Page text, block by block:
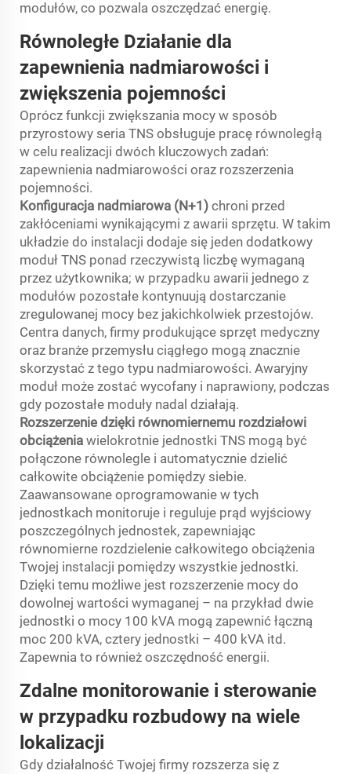
modułów, co pozwala oszczędzać energię.
Równoległe Działanie dla
zapewnienia nadmiarowości i
zwiększenia pojemności
Oprócz funkcji zwiększania mocy w sposób
przyrostowy seria TNS obsługuje pracę równoległą
w celu realizacji dwóch kluczowych zadań:
zapewnienia nadmiarowości oraz rozszerzenia
pojemności.
Konfiguracja nadmiarowa (N+1) chroni przed
zakłóceniami wynikającymi z awarii sprzętu. W takim
układzie do instalacji dodaje się jeden dodatkowy
moduł TNS ponad rzeczywistą liczbę wymaganą
przez użytkownika; w przypadku awarii jednego z
modułów pozostałe kontynuują dostarczanie
zregulowanej mocy bez jakichkolwiek przestojów.
Centra danych, firmy produkujące sprzęt medyczny
oraz branże przemysłu ciągłego mogą znacznie
skorzystać z tego typu nadmiarowości. Awaryjny
moduł może zostać wycofany i naprawiony, podczas
gdy pozostałe moduły nadal działają.
Rozszerzenie dzięki równomiernemu rozdziałowi
obciążenia wielokrotnie jednostki TNS mogą być
połączone równolegle i automatycznie dzielić
całkowite obciążenie pomiędzy siebie.
Zaawansowane oprogramowanie w tych
jednostkach monitoruje i reguluje prąd wyjściowy
poszczególnych jednostek, zapewniając
równomierne rozdzielenie całkowitego obciążenia
Twojej instalacji pomiędzy wszystkie jednostki.
Dzięki temu możliwe jest rozszerzenie mocy do
dowolnej wartości wymaganej – na przykład dwie
jednostki o mocy 100 kVA mogą zapewnić łączną
moc 200 kVA, cztery jednostki – 400 kVA itd.
Zapewnia to również oszczędność energii.
Zdalne monitorowanie i sterowanie
w przypadku rozbudowy na wiele
lokalizacji
Gdy działalność Twojej firmy rozszerza się z